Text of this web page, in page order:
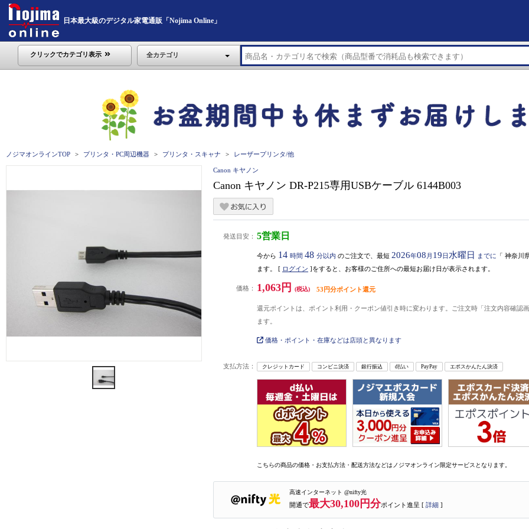
日本最大級のデジタル家電通販「Nojima Online」
クリックでカテゴリ表示 全カテゴリ
ノジマオンラインTOP プリンタ・PC周辺機器 プリンタ・スキャナ レーザープリンタ/他
Canon キヤノン
Canon キヤノン DR-P215専用USBケーブル 6144B003
発送目安： 5営業日
今から 14 時間 48 分以内 のご注文で、最短 2026年08 月 19日 水曜日 までに 「 神奈川
ます。 [ ログイン ]をすると、お客様のご住所への最短お届け日が表示されます。
価格： 1,063円 (税込) 53円分ポイント還元
還元ポイントは、ポイント利用・クーポン値引き時に変わります。ご注文時「注文内容確認
ます。
価格・ポイント・在庫などは店頭と異なります
支払方法： クレジットカード コンビニ決済 銀行振込 d払い PayPay エポスかんたん決済
こちらの商品の価格・お支払方法・配送方法などはノジマオンライン限定サービスとなります。
高速インターネット @nifty光
開通で最大30,100円分ポイント進呈 [ 詳細 ]